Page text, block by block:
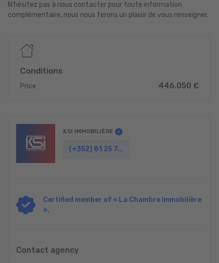
N’hésitez pas à nous contacter pour toute information
complémentaire, nous nous ferons un plaisir de vous renseigner.
Conditions
Price 446.050 €
KSI IMMOBILIÈRE
(+352) 81 25 7...
Certified member of « La Chambre Immobilière
».
Contact agency